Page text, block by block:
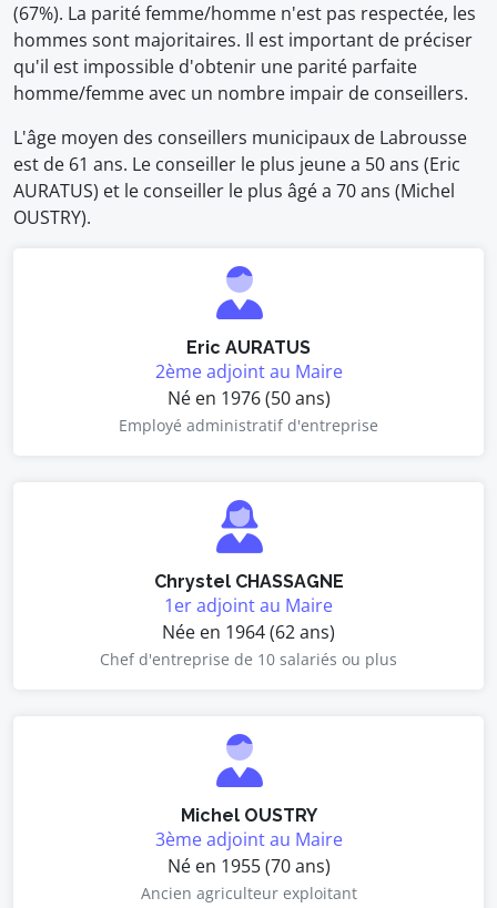
(67%). La parité femme/homme n'est pas respectée, les
hommes sont majoritaires. Il est important de préciser
qu'il est impossible d'obtenir une parité parfaite
homme/femme avec un nombre impair de conseillers.
L'âge moyen des conseillers municipaux de Labrousse
est de 61 ans. Le conseiller le plus jeune a 50 ans (Eric
AURATUS) et le conseiller le plus âgé a 70 ans (Michel
OUSTRY).
Eric AURATUS
2ème adjoint au Maire
Né en 1976 (50 ans)
Employé administratif d'entreprise
Chrystel CHASSAGNE
1er adjoint au Maire
Née en 1964 (62 ans)
Chef d'entreprise de 10 salariés ou plus
Michel OUSTRY
3ème adjoint au Maire
Né en 1955 (70 ans)
Ancien agriculteur exploitant